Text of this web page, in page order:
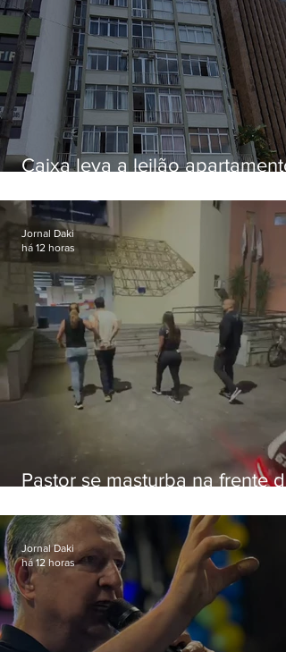
Caixa leva a leilão apartamento
Botafogo
Pastor se masturba na frente de
Jornal Daki
há 12 horas
Jornal Daki
há 12 horas